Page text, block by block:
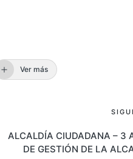
Ver más
ALCALDÍA CIUDADANA – 3
DE GESTIÓN DE LA